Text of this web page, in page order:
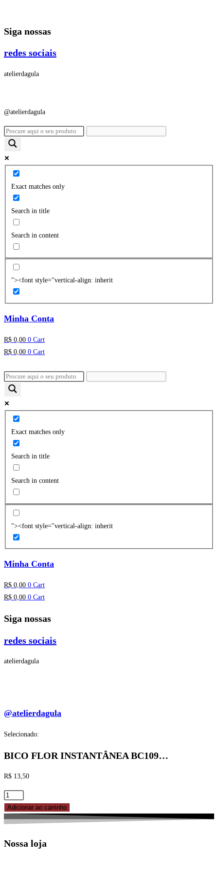
o
Siga nossas
redes sociais
atelierdagula
@atelierdagula
Exact matches only
Search in title
Search in content
"><font style="vertical-align: inherit
Minha Conta
R$ 0,00 0 Cart
R$ 0,00 0 Cart
Exact matches only
Search in title
Search in content
"><font style="vertical-align: inherit
Minha Conta
R$ 0,00 0 Cart
R$ 0,00 0 Cart
Siga nossas
redes sociais
atelierdagula
@atelierdagula
Selecionado:
BICO FLOR INSTANTÂNEA BC109…
R$ 13,50
BICO
FLOR
INSTANTÂNEA
REF.
Adicionar ao carrinho
Nossa loja